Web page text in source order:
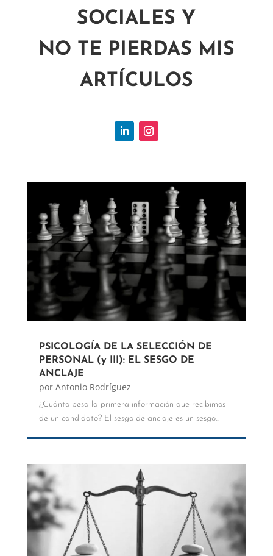
SOCIALES Y
NO TE PIERDAS MIS
ARTÍCULOS
PSICOLOGÍA DE LA SELECCIÓN DE
PERSONAL (y III): EL SESGO DE
ANCLAJE
por Antonio Rodríguez
¿Cuánto pesa la primera información que recibimos
de un candidato? El sesgo de anclaje es un sesgo...